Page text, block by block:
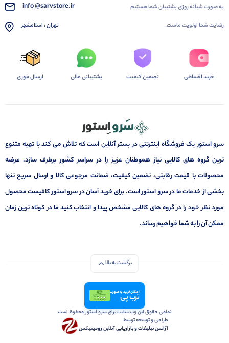
به صورت شبانه روزی پشتیبان شما هستیم
رضایت شما اولویت ماست.
info @sarvstore.ir
تهران ، اسلامشهر
خرید اقساطی تضمین کیفیت پشتیبانی عالی ارسال فوری
سرو استور یک فروشگاه اینترنتی در بستر آنلاین است که تلاش می کند با تهیه متنوع
ترین گروه های کالایی نیاز هموطنان عزیز را در سراسر کشور برطرف سازد. عرضه
محصولات با قیمت رقابتی، تضمین کیفیت، ضمانت مرجوعی کالا و ارسال سریع تنها
بخشی از خدمات ما در سرو استور است. برای خرید آسان در سرو استور کافیست محصول
مورد نظر خود را در گروه های کالایی مشخص پیدا و انتخاب کنید ما در کوتاه ترین زمان
ممکن آن را به شما خواهیم رساند.
برگشت به بالا
امکان خرید به صورت
ترب پی
تمامی حقوق این وب سایت برای سرو استور محفوظ است
طراحی و توسعه توسط
آژانس تبلیغات و بازاریابی آنلاین زومینیکس